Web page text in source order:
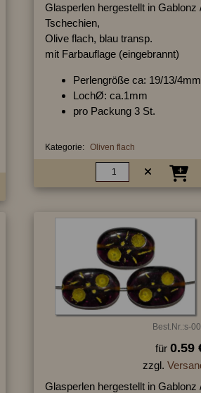
Glasperlen hergestellt in Gablonz
Tschechien,
Olive flach, blau transp.
mit Farbauflage (eingebrannt)
Perlengröße ca: 19/13/4mm
LochØ: ca.1mm
pro Packung 3 St.
Kategorie: Oliven flach
Best.Nr.:s-
für 0.59
zzgl.
Glasperlen hergestellt in Gablonz